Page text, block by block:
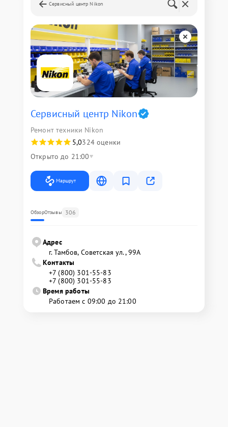
Сервисный центр Nikon
Сервисный центр Nikon
Ремонт техники Nikon
5,0324 оценки
Открыто до 21:00
Маршрут
ОбзорОтзывы 306
Адрес
г. Тамбов, Советская ул., 99А
Контакты
+7 (800) 301-55-83
+7 (800) 301-55-83
Время работы
Работаем с 09:00 до 21:00